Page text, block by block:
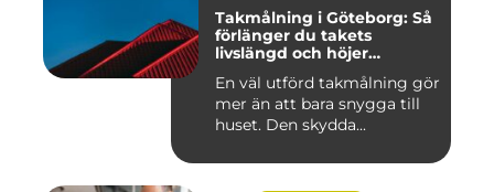
Takmålning i Göteborg: Så
förlänger du takets
livslängd och höjer
En väl utförd takmålning gör
mer än att bara snygga till
huset. Den skydda...